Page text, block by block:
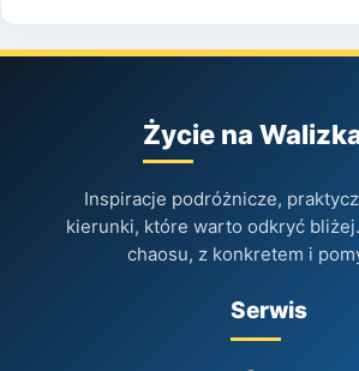
Życie na
Inspiracje podróżnicze,
kierunki, które warto odkryć
chaosu, z konkretem i
Serwis